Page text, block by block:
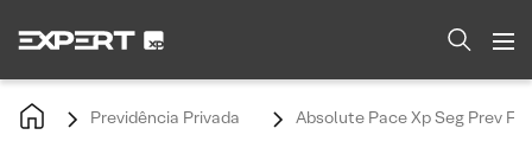
Previdência Privada Absolute Pace Xp Seg Prev Fif